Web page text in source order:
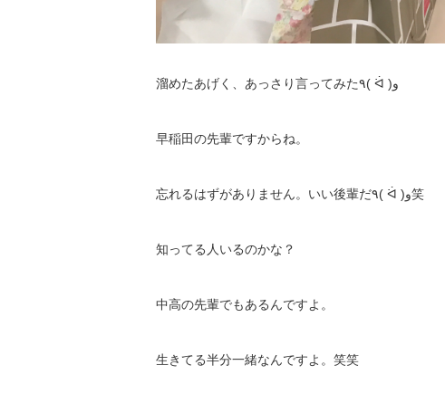
溜めたあげく、あっさり言ってみた٩( ᐛ )و
早稲田の先輩ですからね。
忘れるはずがありません。いい後輩だ٩( ᐛ )و笑
知ってる人いるのかな？
中高の先輩でもあるんですよ。
生きてる半分一緒なんですよ。笑笑